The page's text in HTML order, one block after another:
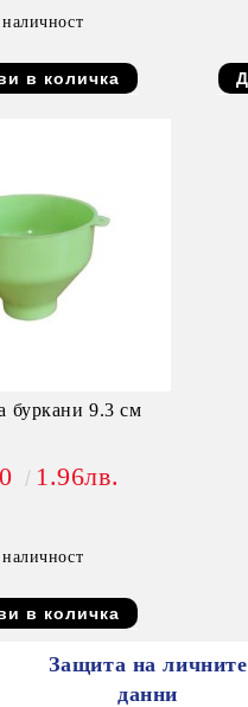
буркани 9.3 см
1.96лв.
Защита на личните
данни